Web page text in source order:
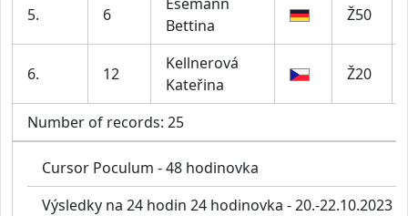
5. 6
Bettina
Ž50
6. 12
Kellnerová
Kateřina
Ž20
Number of records: 25
Cursor Poculum - 48 hodinovka
Výsledky na 24 hodin 24 hodinovka - 20.-22.10.2023